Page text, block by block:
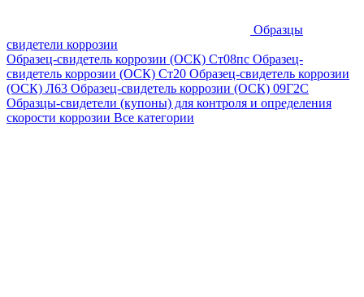
Образцы
свидетели коррозии
Образец-свидетель коррозии (ОСК) Ст08пс Образец-
свидетель коррозии (ОСК) Ст20 Образец-свидетель коррозии
(ОСК) Л63 Образец-свидетель коррозии (ОСК) 09Г2С
Образцы-свидетели (купоны) для контроля и определения
скорости коррозии Все категории